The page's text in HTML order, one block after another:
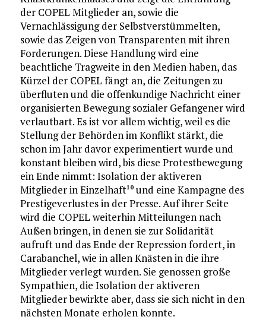
der COPEL Mitglieder an, sowie die
Vernachlässigung der Selbstverstümmelten,
sowie das Zeigen von Transparenten mit ihren
Forderungen. Diese Handlung wird eine
beachtliche Tragweite in den Medien haben, das
Kürzel der COPEL fängt an, die Zeitungen zu
überfluten und die offenkundige Nachricht einer
organisierten Bewegung sozialer Gefangener wird
verlautbart. Es ist vor allem wichtig, weil es die
Stellung der Behörden im Konflikt stärkt, die
schon im Jahr davor experimentiert wurde und
konstant bleiben wird, bis diese Protestbewegung
ein Ende nimmt: Isolation der aktiveren
Mitglieder in Einzelhaft10und eine Kampagne des
Prestigeverlustes in der Presse. Auf ihrer Seite
wird die COPEL weiterhin Mitteilungen nach
Außen bringen, in denen sie zur Solidarität
aufruft und das Ende der Repression fordert, in
Carabanchel, wie in allen Knästen in die ihre
Mitglieder verlegt wurden. Sie genossen große
Sympathien, die Isolation der aktiveren
Mitglieder bewirkte aber, dass sie sich nicht in den
nächsten Monate erholen konnte.